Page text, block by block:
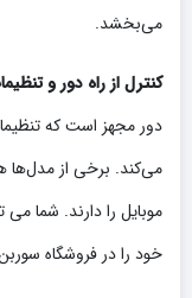
می‌بخشد.
کنترل از راه دور و
دور مجهز است که
موبایل را دارند. شما می
خود را در فروشگاه